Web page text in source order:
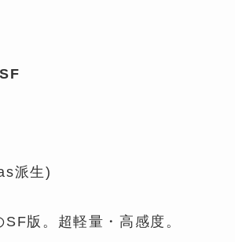
派生)
版。超軽量・高感度。